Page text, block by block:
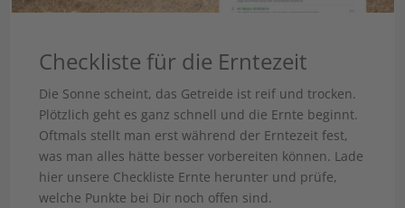
Checkliste für die Erntezeit
Die Sonne scheint, das Getreide ist reif und trocken.
Plötzlich geht es ganz schnell und die Ernte beginnt.
Oftmals stellt man erst während der Erntezeit fest,
was man alles hätte besser vorbereiten können. Lade
hier unsere Checkliste Ernte herunter und prüfe,
welche Punkte bei Dir noch offen sind.